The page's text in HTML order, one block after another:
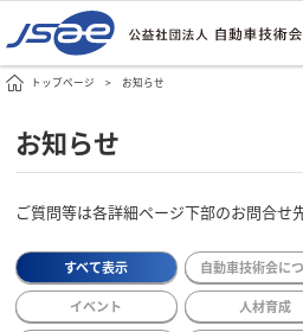
トップページ お知らせ
お知らせ
ご質問等は各詳細ページ下部のお問合せ
すべて表示 自動車技術会に
イベント 人材育成